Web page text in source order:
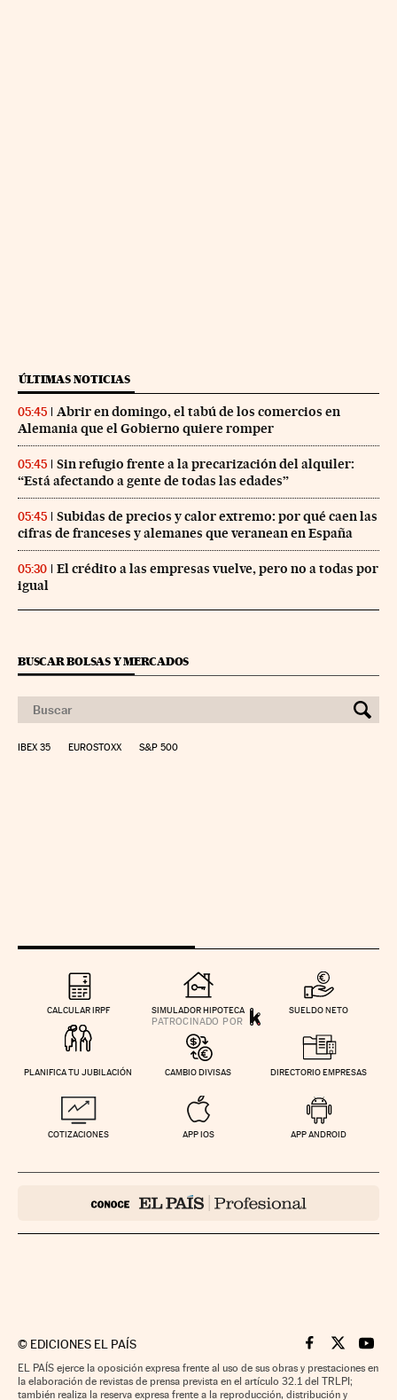
ÚLTIMAS NOTICIAS
05:45
Abrir en domingo, el tabú de los comercios en
Alemania que el Gobierno quiere romper
05:45
Sin refugio frente a la precarización del alquiler:
“Está afectando a gente de todas las edades”
05:45
Subidas de precios y calor extremo: por qué caen las
cifras de franceses y alemanes que veranean en España
05:30
El crédito a las empresas vuelve, pero no a todas por
igual
BUSCAR BOLSAS Y MERCADOS
IBEX 35 EUROSTOXX S&P 500
CALCULAR IRPF SIMULADOR HIPOTECA SUELDO NETO
PLANIFICA TU JUBILACIÓN CAMBIO DIVISAS DIRECTORIO EMPRESAS
COTIZACIONES APP IOS APP ANDROID
© EDICIONES EL PAÍS Cinco Días en
Cinco Días
Cinco
EL PAÍS ejerce la oposición expresa frente al uso de sus obras y prestaciones en
la elaboración de revistas de prensa prevista en el artículo 32.1 del TRLPI;
también realiza la reserva expresa frente a la reproducción, distribución y